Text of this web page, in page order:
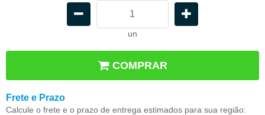
un
COMPRAR
Frete e Prazo
Calcule o frete e o prazo de entrega estimados para sua região: